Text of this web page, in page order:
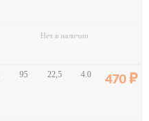
Нет в наличии
95 22,5 4.0 470